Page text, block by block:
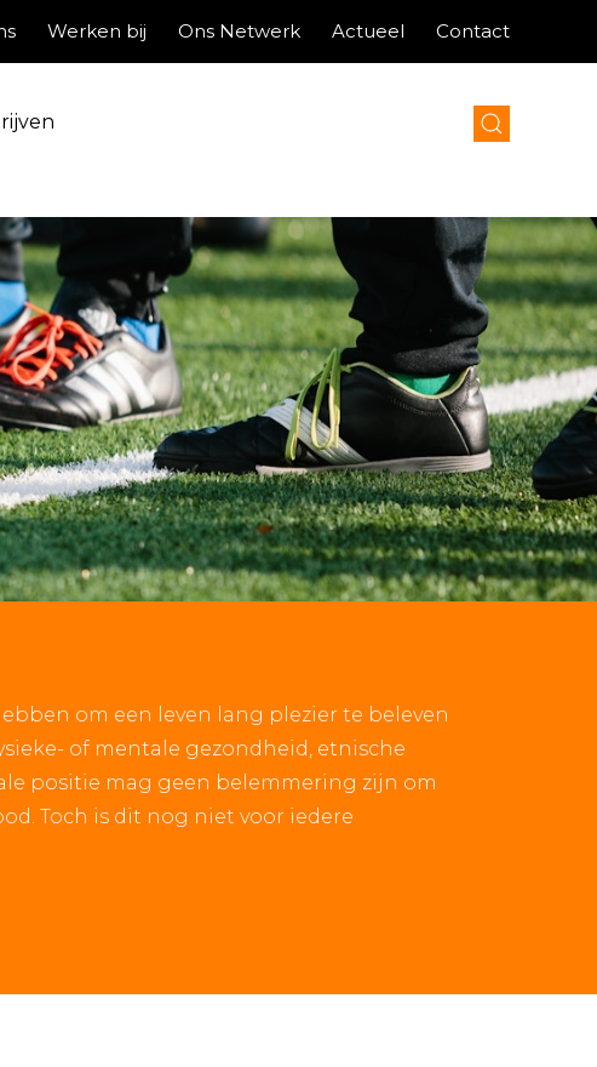
Werken bij Ons Netwerk Actueel Contact
om een leven lang plezier te beleven
of mentale gezondheid, etnische
positie mag geen belemmering zijn om
Toch is dit nog niet voor iedere